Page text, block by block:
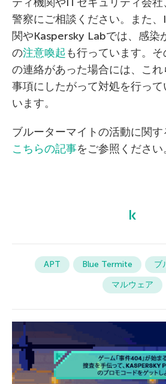
警察にご相談ください。また
関やKaspersky Labでは、感染
の注意喚起 も行っています。
の連絡があった場合には、こ
事項にしたがって対処を行っ
います。
ブルーターマイトの活動に関す
こちらの記事をご参照ください
APT Blue Termite
ブ
マルウェア